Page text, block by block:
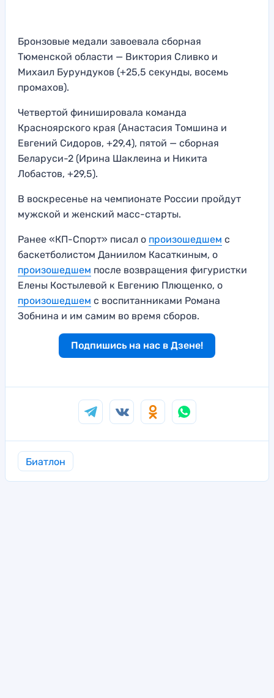
Бронзовые медали завоевала сборная
Тюменской области — Виктория Сливко и
Михаил Бурундуков (+25,5 секунды, восемь
промахов).
Четвертой финишировала команда
Красноярского края (Анастасия Томшина и
Евгений Сидоров, +29,4), пятой — сборная
Беларуси-2 (Ирина Шаклеина и Никита
Лобастов, +29,5).
В воскресенье на чемпионате России пройдут
мужской и женский масс-старты.
Ранее «КП-Спорт» писал о произошедшем с
баскетболистом Даниилом Касаткиным, о
произошедшем после возвращения фигуристки
Елены Костылевой к Евгению Плющенко, о
произошедшем с воспитанниками Романа
Зобнина и им самим во время сборов.
Подпишись на нас в Дзене!
Биатлон